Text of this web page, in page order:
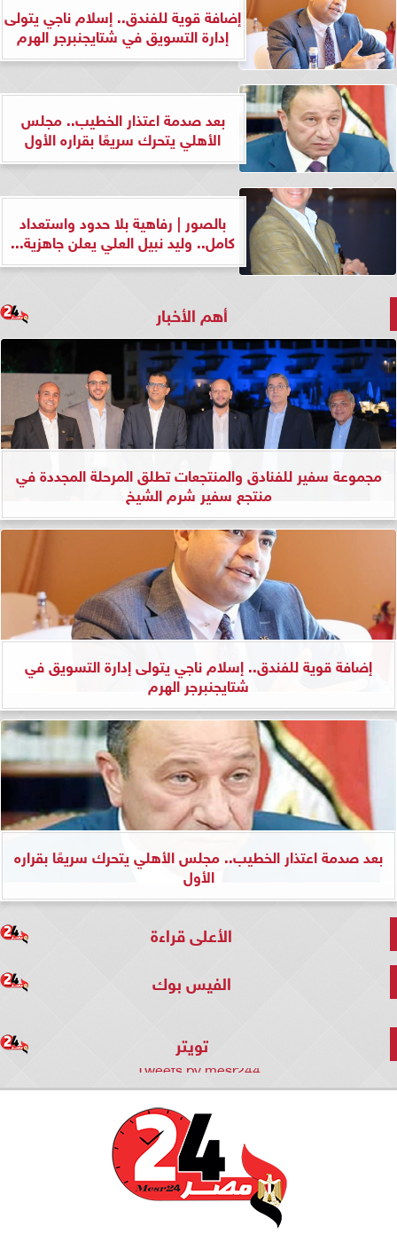
إضافة قوية للفندق.. إسلام ناجي يتولى
إدارة التسويق في شتايجنبرجر الهرم
بعد صدمة اعتذار الخطيب.. مجلس
الأهلي يتحرك سريعًا بقراره الأول
بالصور | رفاهية بلا حدود واستعداد
كامل.. وليد نبيل العلي يعلن جاهزية...
أهم الأخبار
مجموعة سفير للفنادق والمنتجعات تطلق المرحلة المجددة في
منتجع سفير شرم الشيخ
إضافة قوية للفندق.. إسلام ناجي يتولى إدارة التسويق في
شتايجنبرجر الهرم
بعد صدمة اعتذار الخطيب.. مجلس الأهلي يتحرك سريعًا بقراره
الأول
الأعلى قراءة
الفيس بوك
تويتر
Tweets by mesr244